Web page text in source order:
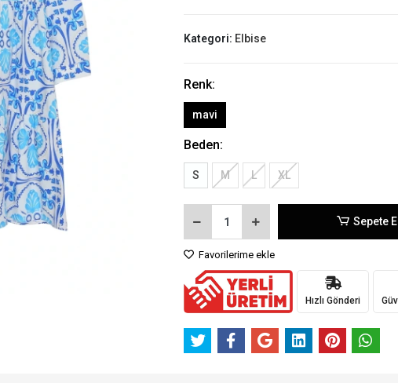
Kategori: Elbise
Renk:
mavi
Beden:
S M L XL
Sepete
Favorilerime ekle
Hızlı Gönderi